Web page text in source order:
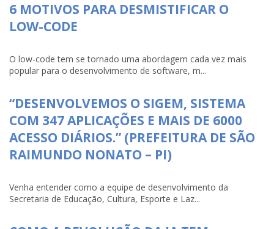
6 MOTIVOS PARA DESMISTIFICAR O
LOW-CODE
O low-code tem se tornado uma abordagem cada vez mais
popular para o desenvolvimento de software, m...
“DESENVOLVEMOS O SIGEM, SISTEMA
COM 347 APLICAÇÕES E MAIS DE 6000
ACESSO DIÁRIOS.” (PREFEITURA DE SÃO
RAIMUNDO NONATO – PI)
Venha entender como a equipe de desenvolvimento da
Secretaria de Educação, Cultura, Esporte e Laz...